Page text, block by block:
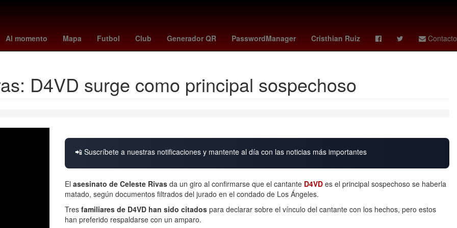
Al momento Mapa Futbol Club Generador QR PasswordManager Cristhian Ruiz Contacto
alemania - irlanda del norte harfuch drones turquía - españa chrome bmw melate 4095 carlos treviño
D4VD surge como principal sospechoso
📲 Suscríbete a nuestras notificaciones y mantente al día con las noticias más importantes
El asesinato de Celeste Rivas da un giro al confirmarse que el cantante D4VD es el principal sospechoso se haberla
matado, según documentos filtrados del jurado en el condado de Los Ángeles.
Tres familiares de D4VD han sido citados para declarar sobre el vínculo del cantante con los hechos, pero estos
han preferido respaldarse con un amparo.